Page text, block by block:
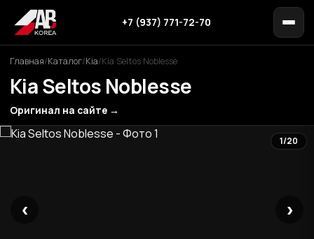
+7 (937) 771-72-70
Главная/Каталог/Kia/Kia Seltos Noblesse
Kia Seltos Noblesse
Оригинал на сайте →
‹ ›
1/20